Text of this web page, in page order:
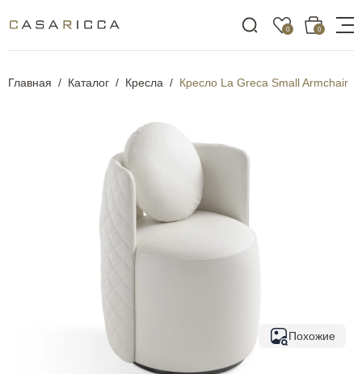
0 0
Главная Каталог Кресла Кресло La Greca Small Armchair
Похожие